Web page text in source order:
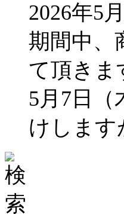
2026年5
期間中、
て頂きま
5月7日
けします